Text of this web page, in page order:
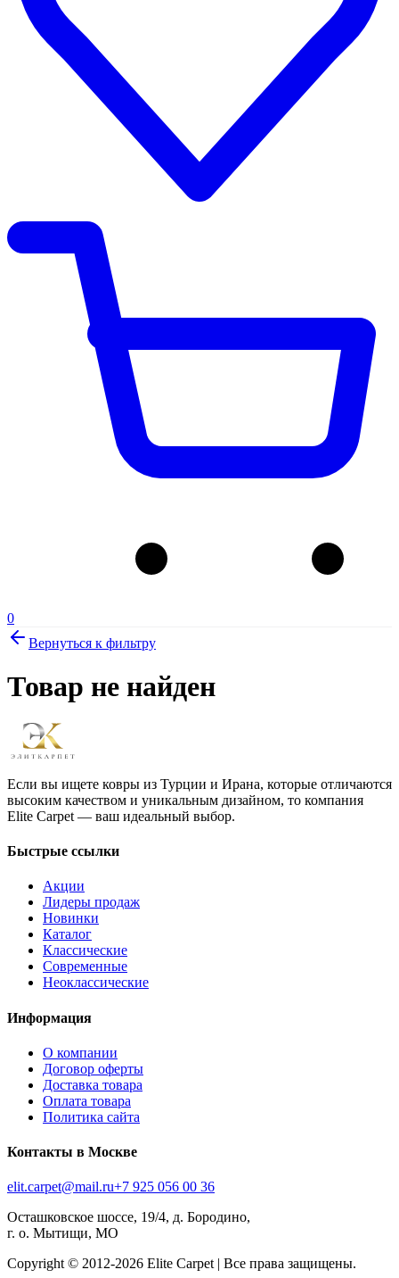
0
Вернуться к фильтру
Товар не найден
Если вы ищете ковры из Турции и Ирана, которые отличаются
высоким качеством и уникальным дизайном, то компания
Elite Carpet — ваш идеальный выбор.
Быстрые ссылки
Акции
Лидеры продаж
Новинки
Каталог
Классические
Современные
Неоклассические
Информация
О компании
Договор оферты
Доставка товара
Оплата товара
Политика сайта
Контакты в Москве
elit.carpet@mail.ru+7 925 056 00 36
Осташковское шоссе, 19/4, д. Бородино,
г. о. Мытищи, МО
Copyright © 2012-2026 Elite Carpet | Все права защищены.